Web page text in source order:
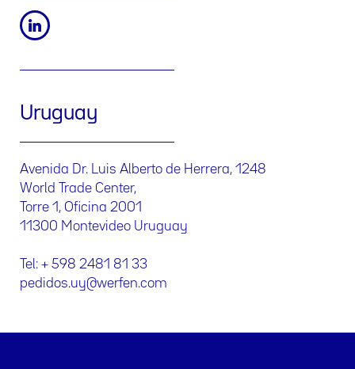
Uruguay
Avenida Dr. Luis Alberto de Herrera, 1248
World Trade Center,
Torre 1, Oficina 2001
11300 Montevideo Uruguay
Tel: + 598 2481 81 33
pedidos.uy@werfen.com